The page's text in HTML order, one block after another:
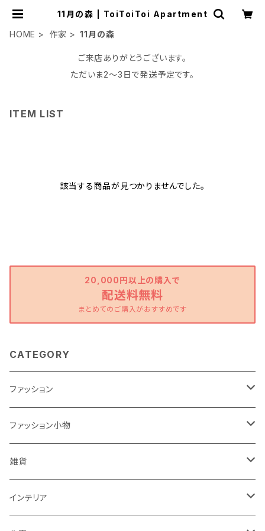
11月の森 | ToiToiToi Apartment
HOME
作家 11月の森
ご来店ありがとうございます。
ただいま2〜3日で発送予定です。
ITEM LIST
該当する商品が見つかりませんでした。
20,000円以上の購入で
配送料無料
まとめてのご購入がおすすめです
CATEGORY
ファッション
ワンピース
トップス
パンツ
ファッション小物
バッグ
ポーチ
雑貨
バスケット
インテリア